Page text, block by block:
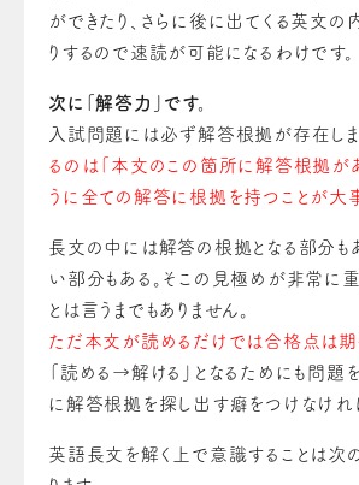
ができたり、さらに後に出てくる英文
りするので速読が可能になるわけです。
次に「解答力」です。
入試問題には必ず解答根拠が存在しま
るのは「本文のこの箇所に解答根拠があ
うに全ての解答に根拠を持つことが大事
長文の中には解答の根拠となる部分も
い部分もある。そこの見極めが非常に重
とは言うまでもありません。
ただ本文が読めるだけでは合格点は期
「読める→解ける」となるためにも問題
に解答根拠を探し出す癖をつけなければ
英語長文を解く上で意識することは次